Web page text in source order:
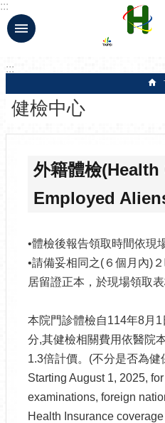
跳到主要內容區塊
:::
:::
健檢中心
外籍體檢
Employed
•體檢後報告領取時間依現
•請備妥相同之(６個月內)
居留證正本，於現場領取
本院門診體檢自114年8月
分,其健檢相關費用依醫院
1.3倍計價。(不分是否為健
Starting August 1, 2025,
examinations, foreign
Health Insurance